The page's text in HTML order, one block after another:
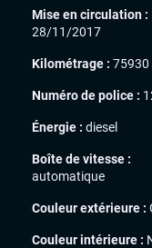
Mise en circulation :
28/11/2017
Kilométrage : 75930
Numéro de police :
Énergie : diesel
Boîte de vitesse :
automatique
Couleur extérieure :
Couleur intérieure :